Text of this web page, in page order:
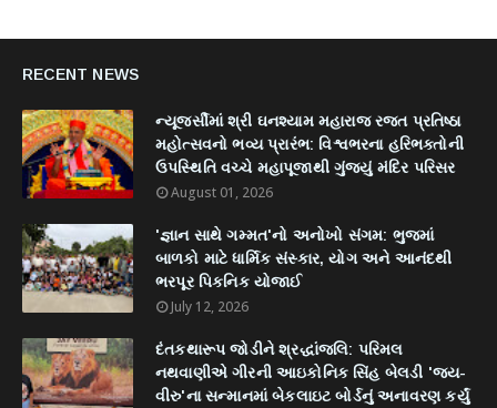
RECENT NEWS
ન્યૂજર્સીમાં શ્રી ઘનશ્યામ મહારાજ રજત પ્રતિષ્ઠા
મહોત્સવનો ભવ્ય પ્રારંભ: વિશ્વભરના હરિભક્તોની
ઉપસ્થિતિ વચ્ચે મહાપૂજાથી ગુંજ્યું મંદિર પરિસર
August 01, 2026
'જ્ઞાન સાથે ગમ્મત'નો અનોખો સંગમ: ભુજમાં
બાળકો માટે ધાર્મિક સંસ્કાર, યોગ અને આનંદથી
ભરપૂર પિકનિક યોજાઈ
July 12, 2026
દંતકથારૂપ જોડીને શ્રદ્ધાંજલિ: પરિમલ
નથવાણીએ ગીરની આઇકોનિક સિંહ બેલડી 'જય-
વીરુ'ના સન્માનમાં બેકલાઇટ બોર્ડનું અનાવરણ કર્યું